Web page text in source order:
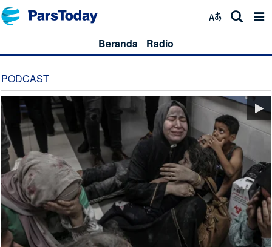
Beranda Radio
PODCAST